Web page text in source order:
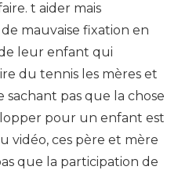
t aider mais
mauvaise fixation en
leur enfant qui
du tennis les mères et
sachant pas que la chose
pour un enfant est
vidéo, ces père et mère
que la participation de